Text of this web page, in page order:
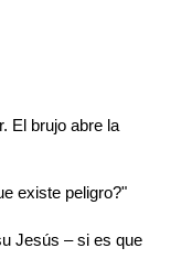
El brujo abre la
existe peligro?"
Jesús – si es que